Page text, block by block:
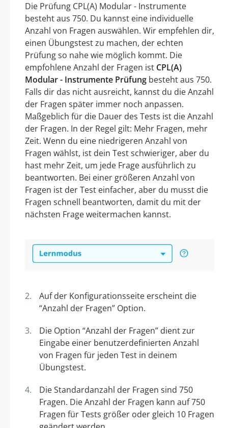
Die Prüfung CPL(A) Modular - Instrumente
besteht aus 750. Du kannst eine individuelle
Anzahl von Fragen auswählen. Wir empfehlen dir,
einen Übungstest zu machen, der echten
Prüfung so nahe wie möglich kommt. Die
empfohlene Anzahl der Fragen ist CPL(A)
Modular - Instrumente Prüfung besteht aus 750.
Falls dir das nicht ausreicht, kannst du die Anzahl
der Fragen später immer noch anpassen.
Maßgeblich für die Dauer des Tests ist die Anzahl
der Fragen. In der Regel gilt: Mehr Fragen, mehr
Zeit. Wenn du eine niedrigeren Anzahl von
Fragen wählst, ist dein Test schwieriger, aber du
hast mehr Zeit, um jede Frage ausführlich zu
beantworten. Bei einer größeren Anzahl von
Fragen ist der Test einfacher, aber du musst die
Fragen schnell beantworten, damit du mit der
nächsten Frage weitermachen kannst.
Auf der Konfigurationsseite erscheint die
“Anzahl der Fragen” Option.
Die Option “Anzahl der Fragen” dient zur
Eingabe einer benutzerdefinierten Anzahl
von Fragen für jeden Test in deinem
Übungstest.
Die Standardanzahl der Fragen sind 750
Fragen. Die Anzahl der Fragen kann auf 750
Fragen für Tests größer oder gleich 10 Fragen